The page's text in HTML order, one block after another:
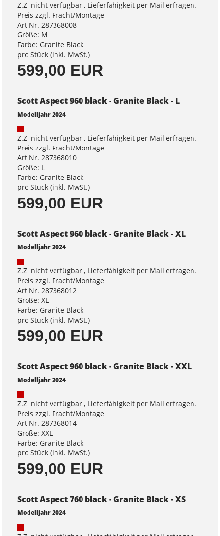
Z.Z. nicht verfügbar , Lieferfähigkeit per Mail erfragen.
Preis zzgl. Fracht/Montage
Art.Nr. 287368008
Größe: M
Farbe: Granite Black
pro Stück (inkl. MwSt.)
599,00 EUR
Scott Aspect 960 black - Granite Black - L
Modelljahr 2024
Z.Z. nicht verfügbar , Lieferfähigkeit per Mail erfragen.
Preis zzgl. Fracht/Montage
Art.Nr. 287368010
Größe: L
Farbe: Granite Black
pro Stück (inkl. MwSt.)
599,00 EUR
Scott Aspect 960 black - Granite Black - XL
Modelljahr 2024
Z.Z. nicht verfügbar , Lieferfähigkeit per Mail erfragen.
Preis zzgl. Fracht/Montage
Art.Nr. 287368012
Größe: XL
Farbe: Granite Black
pro Stück (inkl. MwSt.)
599,00 EUR
Scott Aspect 960 black - Granite Black - XXL
Modelljahr 2024
Z.Z. nicht verfügbar , Lieferfähigkeit per Mail erfragen.
Preis zzgl. Fracht/Montage
Art.Nr. 287368014
Größe: XXL
Farbe: Granite Black
pro Stück (inkl. MwSt.)
599,00 EUR
Scott Aspect 760 black - Granite Black - XS
Modelljahr 2024